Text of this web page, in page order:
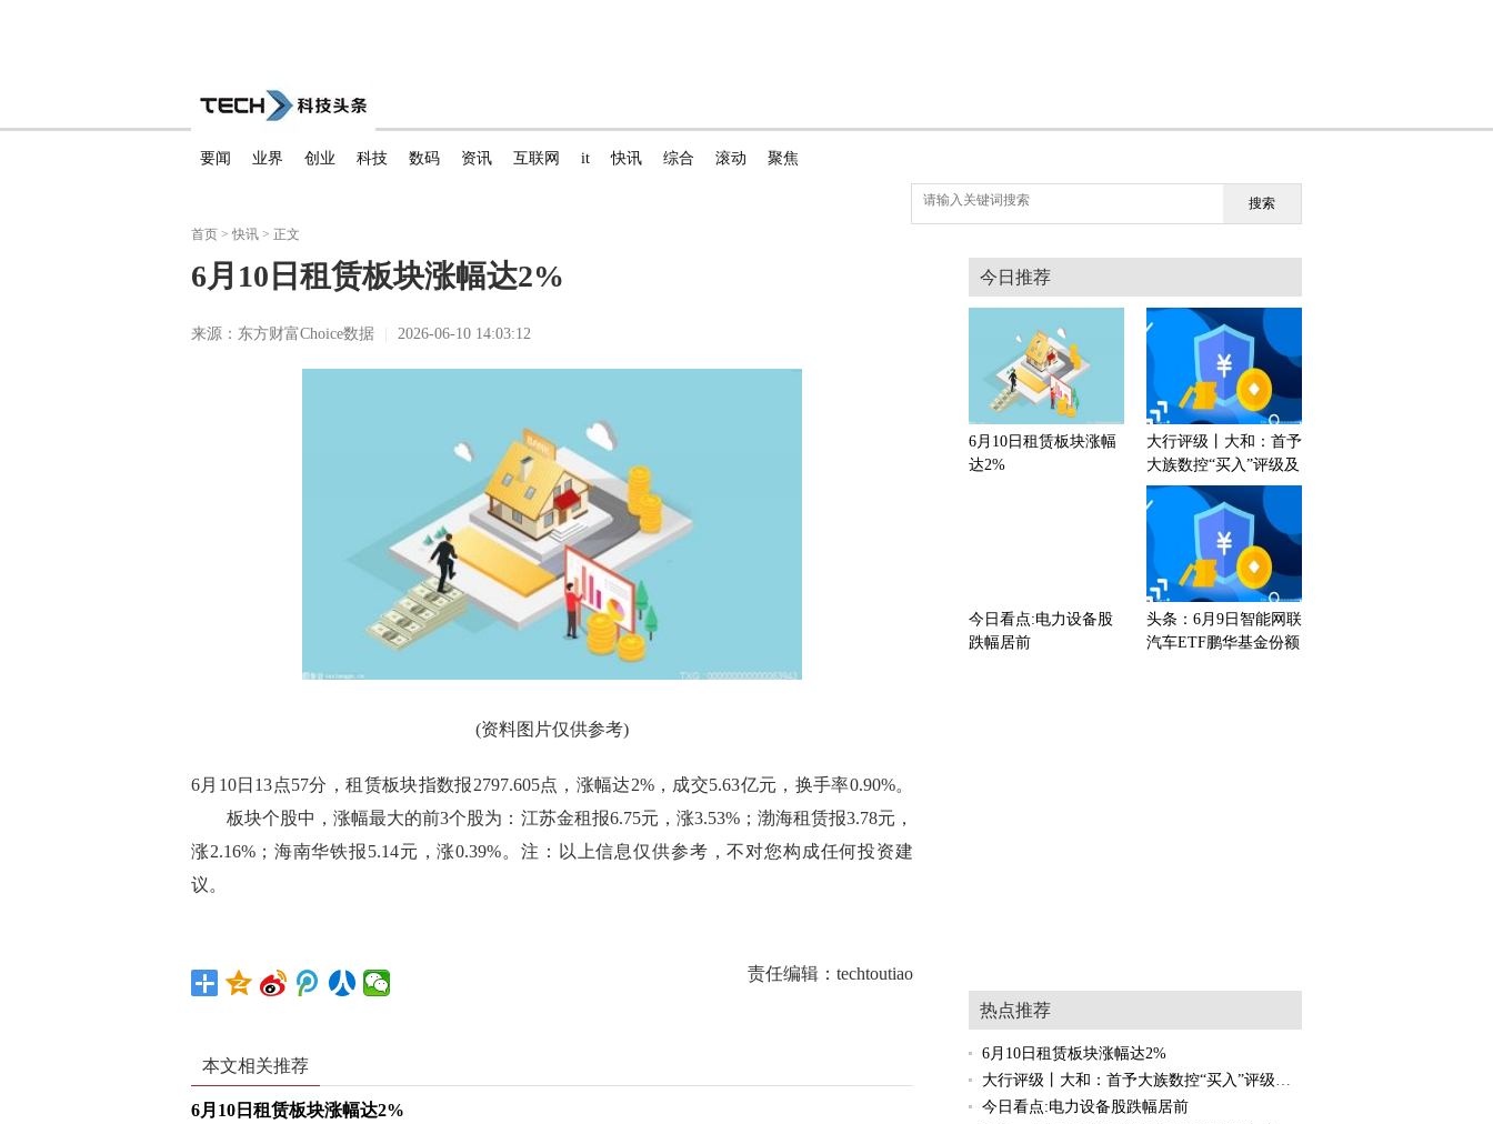
要闻 业界 创业 科技 数码 资讯 互联网 it 快讯 综合 滚动 聚焦
搜索
首页 > 快讯 > 正文
6月10日租赁板块涨幅达2%
来源：东方财富Choice数据 2026-06-10 14:03:12
(资料图片仅供参考)
6月10日13点57分，租赁板块指数报2797.605点，涨幅达2%，成交5.63亿元，换手率0.90%。
板块个股中，涨幅最大的前3个股为：江苏金租报6.75元，涨3.53%；渤海租赁报3.78元，
涨2.16%；海南华铁报5.14元，涨0.39%。注：以上信息仅供参考，不对您构成任何投资建
议。
责任编辑：techtoutiao
本文相关推荐
6月10日租赁板块涨幅达2%
今日推荐
6月10日租赁板块涨幅
达2%
大行评级丨大和：首予
大族数控“买入”评级及
目标价207港元 动态焦
点
今日看点:电力设备股
跌幅居前
头条：6月9日智能网联
汽车ETF鹏华基金份额
热点推荐
6月10日租赁板块涨幅达2%
大行评级丨大和：首予大族数控“买入”评级及目标价207港元 动态焦点
今日看点:电力设备股跌幅居前